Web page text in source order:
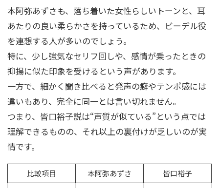
本阿弥あずさも、落ち着いた女性らしいトーンと、耳
あたりの良い柔らかさを持っているため、ビーデル役
を連想する人が多いのでしょう。
特に、少し強気なセリフ回しや、感情が乗ったときの
抑揚に似た印象を受けるという声があります。
一方で、細かく聞き比べると発声の癖やテンポ感には
違いもあり、完全に同一とは言い切れません。
つまり、皆口裕子説は“声質が似ている”という点では
理解できるものの、それ以上の裏付けが乏しいのが実
情です。
比較項目 本阿弥あずさ
皆口裕子